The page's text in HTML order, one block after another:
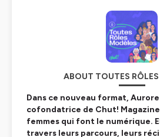
ABOUT TOUTES RÔLES
Dans ce nouveau format,
cofondatrice de Chut!
femmes qui font le numérique.
travers leurs parcours, leurs